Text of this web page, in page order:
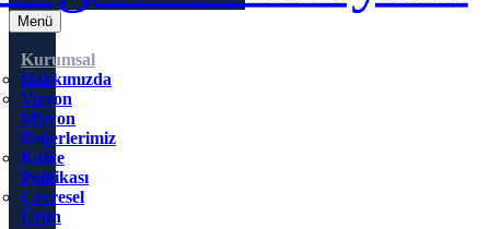
Menü
Kurumsal
Hakkımızda
Vizyon
Misyon
Değerlerimiz
Kalite
Politikası
Çevresel
Ürün